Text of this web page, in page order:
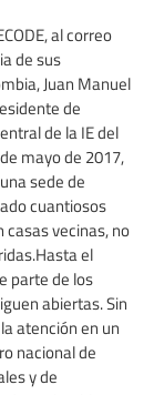
al correo
de sus
Juan Manuel
de
de la IE del
mayo de 2017,
sede de
cuantiosos
vecinas, no
el
parte de los
abiertas. Sin
atención en un
nacional de
y de